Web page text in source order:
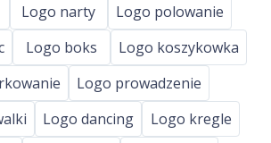
Logo narty
Logo polowanie
Logo boks
Logo koszykowka
Logo prowadzenie
Logo dancing
Logo kregle